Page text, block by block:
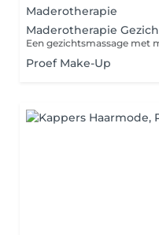
Maderotherapie
Maderotherapie
Proef Make-Up